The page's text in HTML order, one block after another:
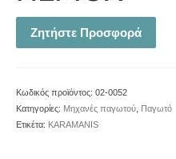
Ζητήστε Προσφορά
Κωδικός προϊόντος: 02-0052
Κατηγορίες: Μηχανές παγωτού Παγωτό
Ετικέτα: KARAMANIS